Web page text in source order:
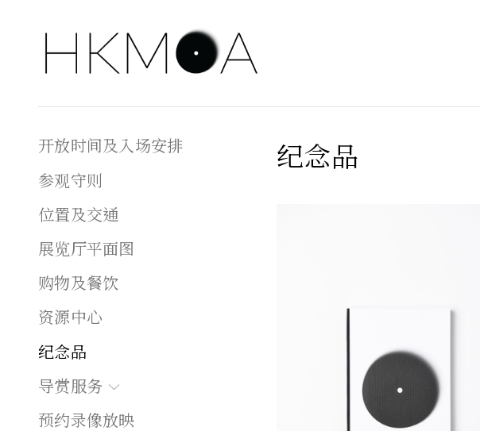
开放时间及入场安排
参观守则
位置及交通
展览厅平面图
购物及餐饮
资源中心
纪念品
导赏服务
预约录像放映
纪念品